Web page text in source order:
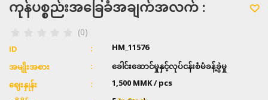
ကုန်ပစ္စည်းအခြေခံအချက်အလက် :
(0)
ID HM_11576
အမျိုးအစား
ခေါင်းဆောင်မှုနှင့်လုပ်ငန်းစံမံခန့်ခွဲမှု
ဈေးနှုန်း
1,500MMK / pcs